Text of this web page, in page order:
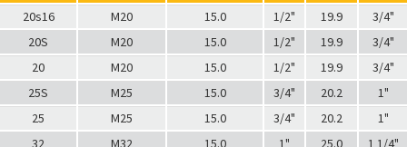
20s16 M20 15.0 1/2" 19.9
3/4"
20S
M20 15.0 1/2" 19.9
3/4"
20
M20 15.0 1/2" 19.9
3/4"
25S
M25 15.0 3/4" 20.2
1"
25
M25 15.0 3/4" 20.2
1"
32
M32 15.0 1" 25.0
1 1/4"